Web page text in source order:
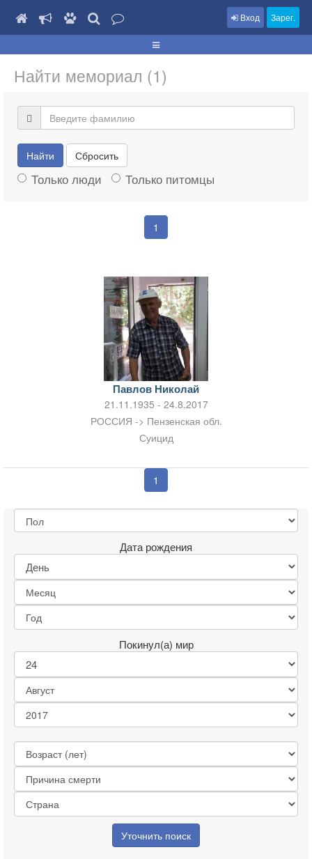
Вход Зарег.
Найти мемориал (1)
Найти Сбросить
Только люди Только питомцы
1
Павлов Николай
21.11.1935 - 24.8.2017
РОССИЯ -> Пензенская обл.
Суицид
1
Дата рождения
Покинул(а) мир
Уточнить поиск